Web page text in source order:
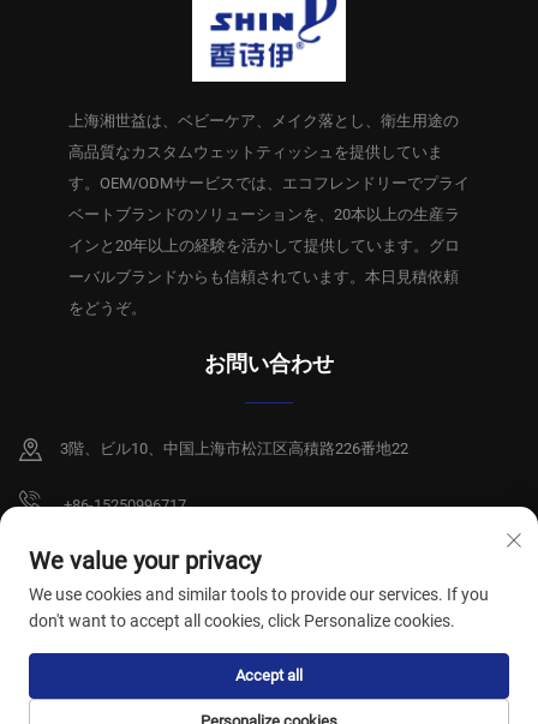
上海湘世益は、ベビーケア、メイク落とし、衛生用途の
高品質なカスタムウェットティッシュを提供していま
す。OEM/ODMサービスでは、エコフレンドリーでプライ
ベートブランドのソリューションを、20本以上の生産ラ
インと20年以上の経験を活かして提供しています。グロ
ーバルブランドからも信頼されています。本日見積依頼
をどうぞ。
お問い合わせ
3階、ビル10、中国上海市松江区高積路226番地22
+86-15250996717
[email protected]
Copyright © 2026 上海祥碩衛生製品有限公司。全著作権所有。 プライバシー
ポリシー
We value your privacy
We use cookies and similar tools to provide our services. If you
don't want to accept all cookies, click Personalize cookies.
Accept all